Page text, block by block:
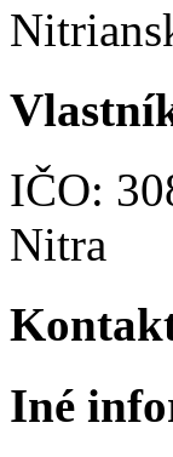
IČO:
Nitra
Iné